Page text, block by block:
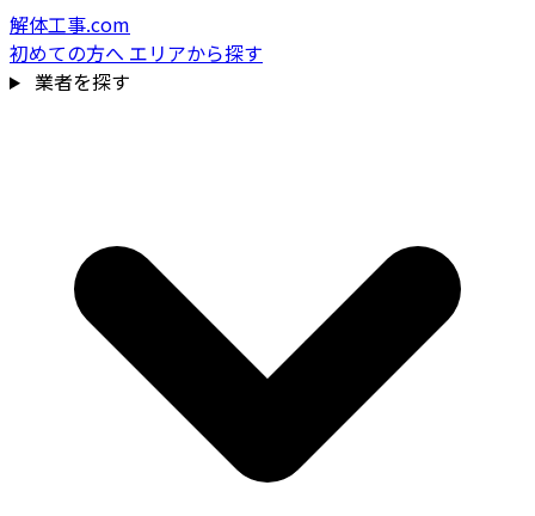
解体工事.com
初めての方へ エリアから探す
業者を探す